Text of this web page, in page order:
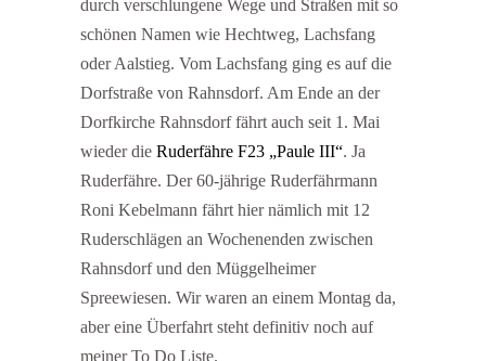
durch verschlungene Wege und Straßen mit so
schönen Namen wie Hechtweg, Lachsfang
oder Aalstieg. Vom Lachsfang ging es auf die
Dorfstraße von Rahnsdorf. Am Ende an der
Dorfkirche Rahnsdorf fährt auch seit 1. Mai
wieder die Ruderfähre F23 „Paule III“. Ja
Ruderfähre. Der 60-jährige Ruderfährmann
Roni Kebelmann fährt hier nämlich mit 12
Ruderschlägen an Wochenenden zwischen
Rahnsdorf und den Müggelheimer
Spreewiesen. Wir waren an einem Montag da,
aber eine Überfahrt steht definitiv noch auf
meiner To Do Liste.